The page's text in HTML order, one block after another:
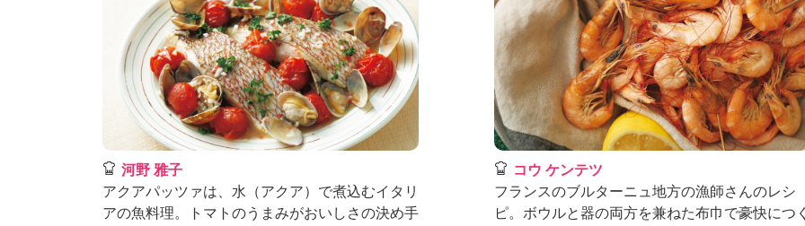
ケ
ー
シ
ョ
ナ
ル
「
み
の
き
河野 雅子
アクアパッツァは、水（アクア）で煮込むイタリ
アの魚料理。トマトのうまみがおいしさの決め手
コウ ケンテツ
フランスのブルターニュ地方の漁師さんのレシ
ピ。ボウルと器の両方を兼ねた布巾で豪快につ